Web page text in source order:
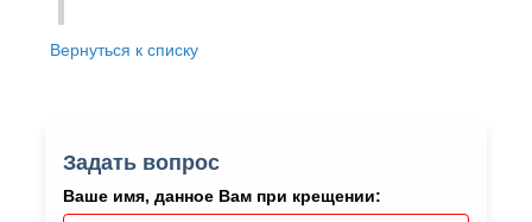
Вернуться к списку
Задать вопрос
Ваше имя, данное Вам при крещении: